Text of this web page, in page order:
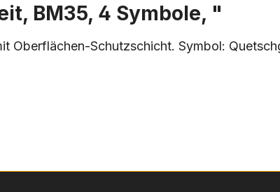
BM35, 4 Symbole, "
Oberflächen-Schutzschicht. Symbol: